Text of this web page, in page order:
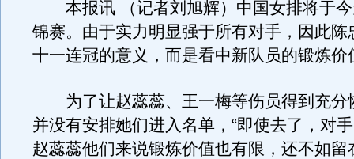
本报讯 （记者刘旭辉）中国女排将于今
锦赛。由于实力明显强于所有对手，因此陈
十一连冠的意义，而是看中新队员的锻炼价
为了让赵蕊蕊、王一梅等伤员得到充分
并没有安排她们进入名单，“即使去了，对
赵蕊蕊他们来说锻炼价值也有限，还不如留